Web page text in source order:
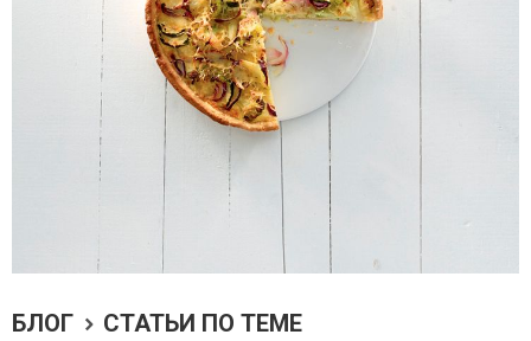
БЛОГ СТАТЬИ ПО ТЕМЕ